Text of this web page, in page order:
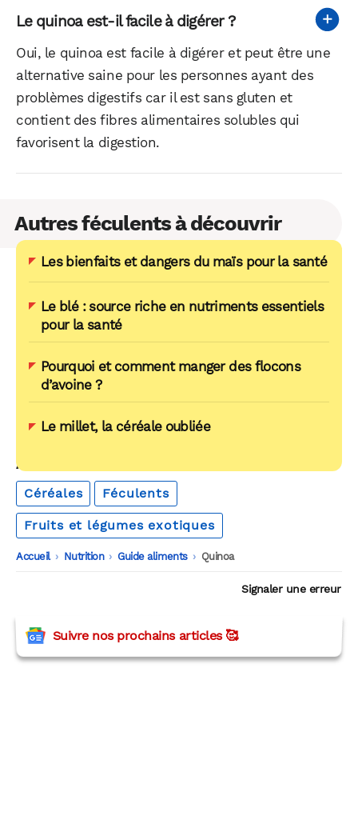
Le quinoa est-il facile à digérer ?
Oui, le quinoa est facile à digérer et peut être une
alternative saine pour les personnes ayant des
problèmes digestifs car il est sans gluten et
contient des fibres alimentaires solubles qui
favorisent la digestion.
Autres féculents à découvrir
Les bienfaits et dangers du maïs pour la santé
Le blé : source riche en nutriments essentiels
pour la santé
Pourquoi et comment manger des flocons
d’avoine ?
Le millet, la céréale oubliée
AUTOUR DU MÊME THÈME
Céréales
Féculents
Fruits et légumes exotiques
Accueil -
Nutrition -
Guide aliments -
Quinoa
Signaler une erreur
Suivre nos prochains articles 🥰